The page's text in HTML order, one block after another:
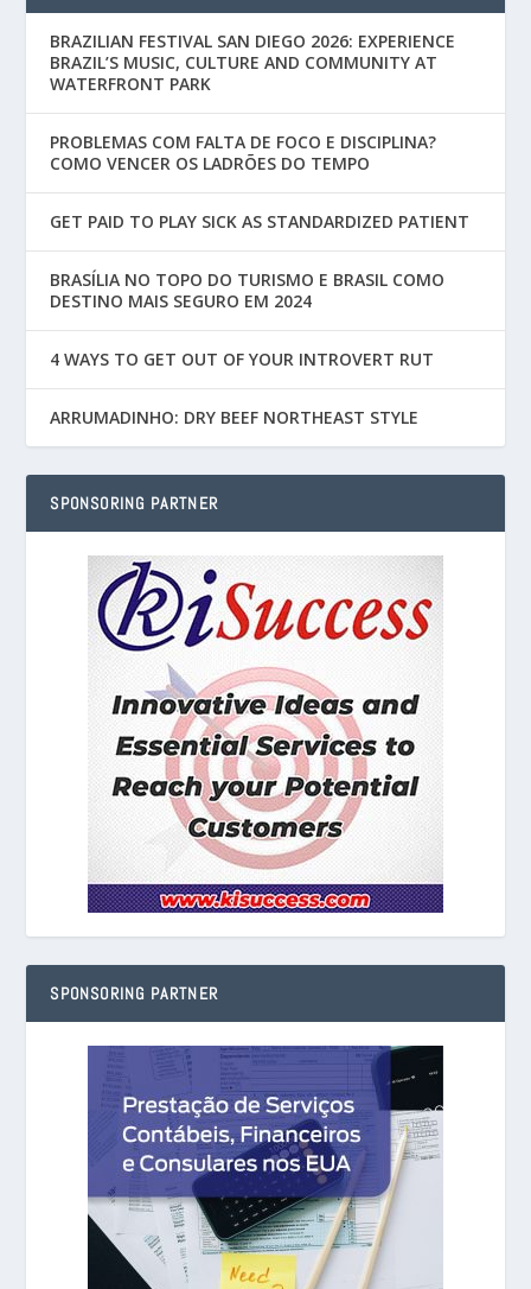
BRAZILIAN FESTIVAL SAN DIEGO 2026: EXPERIENCE
BRAZIL’S MUSIC, CULTURE AND COMMUNITY AT
WATERFRONT PARK
PROBLEMAS COM FALTA DE FOCO E DISCIPLINA?
COMO VENCER OS LADRÕES DO TEMPO
GET PAID TO PLAY SICK AS STANDARDIZED PATIENT
BRASÍLIA NO TOPO DO TURISMO E BRASIL COMO
DESTINO MAIS SEGURO EM 2024
4 WAYS TO GET OUT OF YOUR INTROVERT RUT
ARRUMADINHO: DRY BEEF NORTHEAST STYLE
SPONSORING PARTNER
SPONSORING PARTNER